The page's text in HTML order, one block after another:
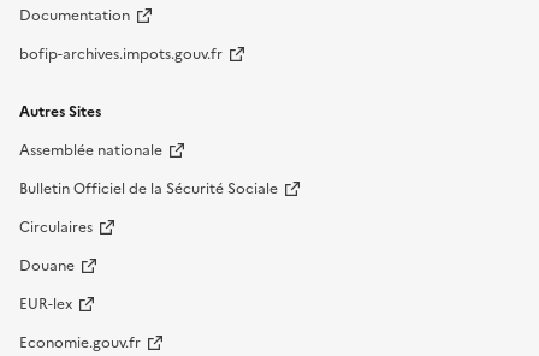
Documentation
bofip-archives.impots.gouv.fr
Autres Sites
Assemblée nationale
Bulletin Officiel de la Sécurité Sociale
Circulaires
Douane
EUR-lex
Economie.gouv.fr